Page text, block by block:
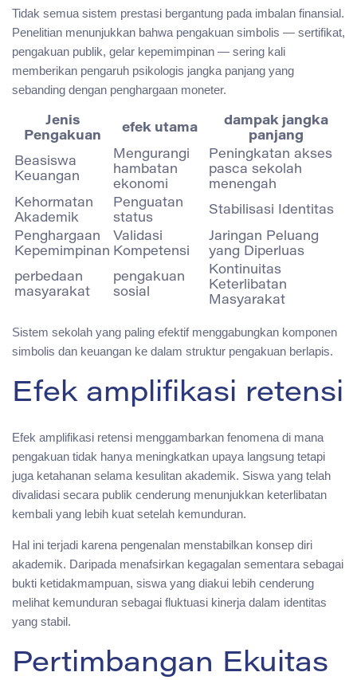
Tidak semua sistem prestasi bergantung pada imbalan finansial.
Penelitian menunjukkan bahwa pengakuan simbolis — sertifikat,
pengakuan publik, gelar kepemimpinan — sering kali
memberikan pengaruh psikologis jangka panjang yang
sebanding dengan penghargaan moneter.
Jenis
Pengakuan
efek utama
dampak jangka
panjang
Beasiswa
Keuangan
Mengurangi
hambatan
ekonomi
Peningkatan akses
pasca sekolah
menengah
Kehormatan
Akademik
Penguatan
status
Stabilisasi Identitas
Penghargaan
Kepemimpinan
Validasi
Kompetensi
Jaringan Peluang
yang Diperluas
perbedaan
masyarakat
pengakuan
sosial
Kontinuitas
Keterlibatan
Masyarakat
Sistem sekolah yang paling efektif menggabungkan komponen
simbolis dan keuangan ke dalam struktur pengakuan berlapis.
Efek amplifikasi retensi
Efek amplifikasi retensi menggambarkan fenomena di mana
pengakuan tidak hanya meningkatkan upaya langsung tetapi
juga ketahanan selama kesulitan akademik. Siswa yang telah
divalidasi secara publik cenderung menunjukkan keterlibatan
kembali yang lebih kuat setelah kemunduran.
Hal ini terjadi karena pengenalan menstabilkan konsep diri
akademik. Daripada menafsirkan kegagalan sementara sebagai
bukti ketidakmampuan, siswa yang diakui lebih cenderung
melihat kemunduran sebagai fluktuasi kinerja dalam identitas
yang stabil.
Pertimbangan Ekuitas